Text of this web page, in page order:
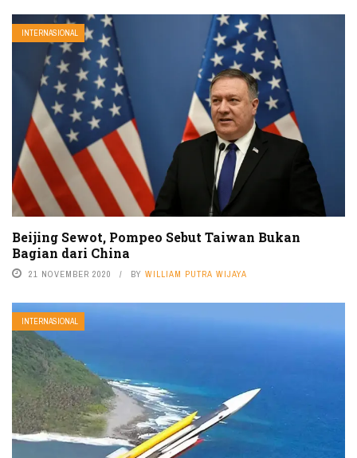
INTERNASIONAL
Beijing Sewot, Pompeo Sebut Taiwan Bukan
Bagian dari China
21 NOVEMBER 2020 BY WILLIAM PUTRA WIJAYA
INTERNASIONAL